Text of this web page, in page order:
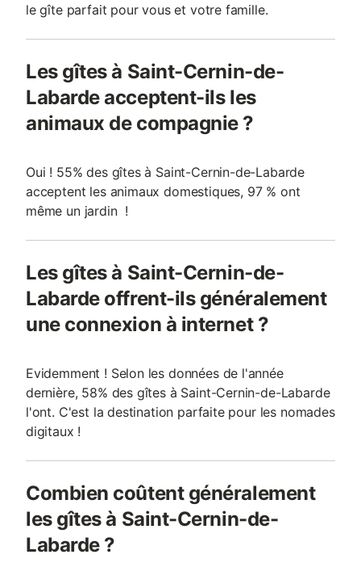
le gîte parfait pour vous et votre famille.
Les gîtes à Saint-Cernin-de-
Labarde acceptent-ils les
animaux de compagnie ?
Oui ! 55% des gîtes à Saint-Cernin-de-Labarde
acceptent les animaux domestiques, 97 % ont
même un jardin !
Les gîtes à Saint-Cernin-de-
Labarde offrent-ils généralement
une connexion à internet ?
Evidemment ! Selon les données de l'année
dernière, 58% des gîtes à Saint-Cernin-de-Labarde
l'ont. C'est la destination parfaite pour les nomades
digitaux !
Combien coûtent généralement
les gîtes à Saint-Cernin-de-
Labarde ?